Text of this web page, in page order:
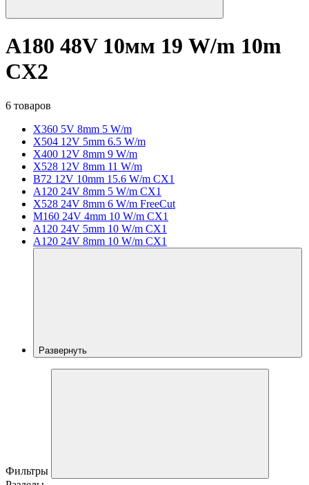
A180 48V 10мм 19 W/m 10m
CX2
6 товаров
X360 5V 8mm 5 W/m
X504 12V 5mm 6.5 W/m
X400 12V 8mm 9 W/m
X528 12V 8mm 11 W/m
B72 12V 10mm 15.6 W/m CX1
A120 24V 8mm 5 W/m CX1
X528 24V 8mm 6 W/m FreeCut
M160 24V 4mm 10 W/m CX1
A120 24V 5mm 10 W/m CX1
A120 24V 8mm 10 W/m CX1
Развернуть
Фильтры